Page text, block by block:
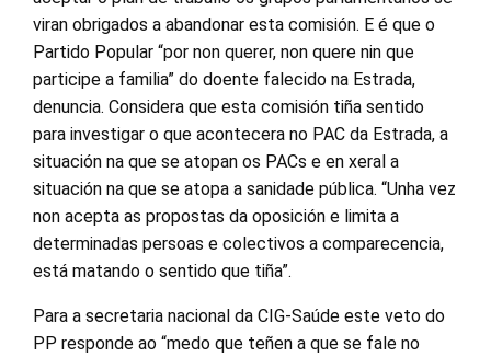
viran obrigados a abandonar esta comisión. E é que o
Partido Popular “por non querer, non quere nin que
participe a familia” do doente falecido na Estrada,
denuncia. Considera que esta comisión tiña sentido
para investigar o que acontecera no PAC da Estrada, a
situación na que se atopan os PACs e en xeral a
situación na que se atopa a sanidade pública. “Unha vez
non acepta as propostas da oposición e limita a
determinadas persoas e colectivos a comparecencia,
está matando o sentido que tiña”.
Para a secretaria nacional da CIG-Saúde este veto do
PP responde ao “medo que teñen a que se fale no